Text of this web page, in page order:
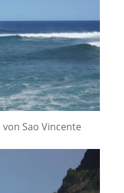
Sao Vincente